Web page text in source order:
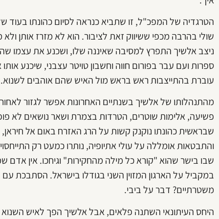
הטרגדיה של המפכ"ל, זו שתביא כנראה לסיום כהונתו בעוד
שולי בהרבה מכפי ששיווק זאת לציבור. הוא לא מזרז אותן
ניצב אלשיך התפרץ למסיבה שאיננה שלו, ושכנע את עצמו
ספרות ועם עבר בפורום חווה וחשבון טויטר עצבני, שיכנע
עוברת בהתייצבות ראש בראש מול האיש שהם אוהבים לשנוא.
מהתנהלותו של אלשיך בשנתיים האחרונות אפשר לגזור
פשיעה, אלימות שוטרים, הטרדות בצמרת ושאר נושאים לא
שבראשית כהונתו נוקנק קשות על הרג האזרח באום אל
והתבטאות אומללה על עולי אתיופיה, נותרו כמעט רק
שבו בישר שהוא "קורא כל מילה מהחקירות" וגיחכו. אין
במקביל על הארגון המזוין השני בגודלו בישראל. הסתבכת
משטרתיים? דבר על ביבי.
היחס העיתונאי השתנה פלאים, אבל אלשיך הפך לאיש השנוא